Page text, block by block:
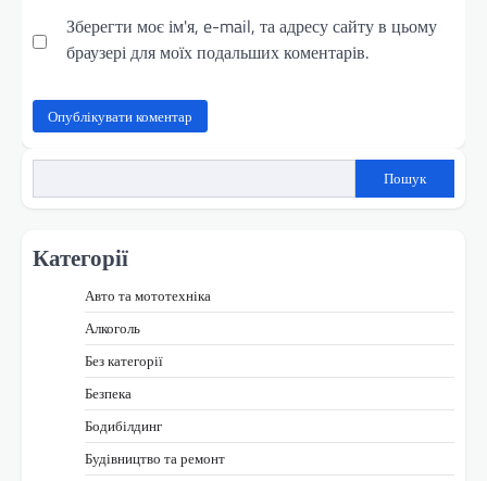
Зберегти моє ім'я, e-mail, та адресу сайту в цьому
браузері для моїх подальших коментарів.
Пошук
Категорії
Авто та мототехніка
Алкоголь
Без категорії
Безпека
Бодибілдинг
Будівництво та ремонт